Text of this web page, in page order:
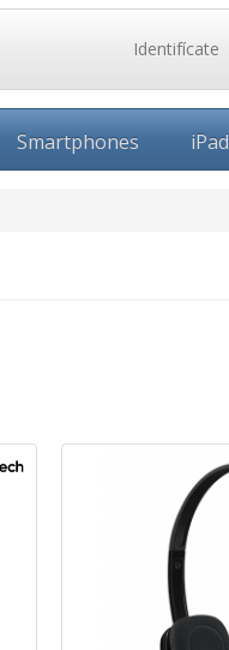
Identifícate
Smartphones iPad